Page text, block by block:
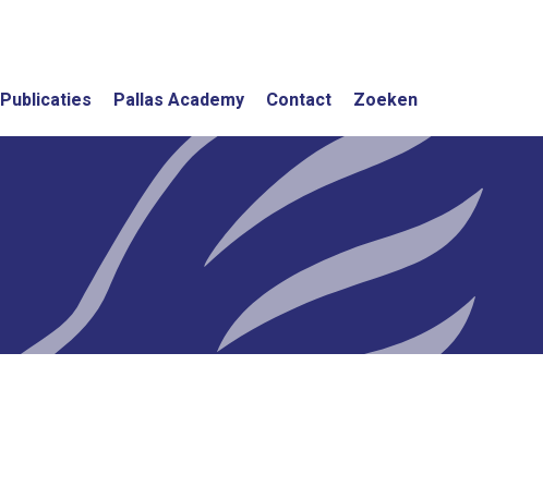
Publicaties Pallas Academy Contact Zoeken